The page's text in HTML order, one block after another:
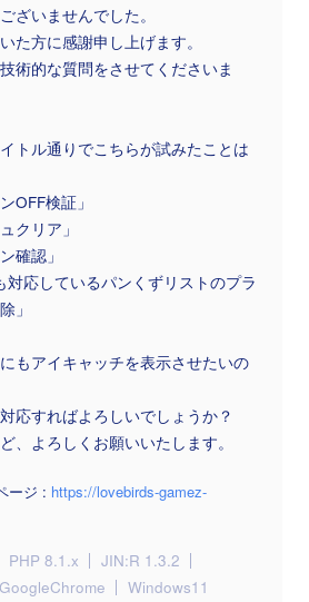
ざいませんでした。
た方に感謝申し上げます。
術的な質問をさせてくださいま
トル通りでこちらが試みたことは
OFF検証」
クリア」
確認」
対応しているパンくずリストのプラ
」
もアイキャッチを表示させたいの
応すればよろしいでしょうか？
、よろしくお願いいたします。
ージ : https://lovebirds-gamez-
PHP 8.1.x
JIN:R 1.3.2
GoogleChrome Windows11